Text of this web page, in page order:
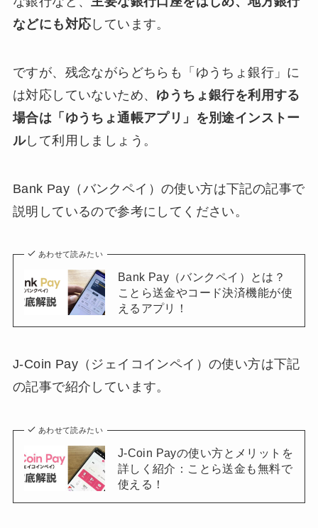
などにも対応しています。
ですが、残念ながらどちらも「ゆうちょ銀行」に
は対応していないため、 ゆうちょ銀行を利用する
場合は「ゆうちょ通帳アプリ」を別途インストー
ルして利用しましょう。
Bank Pay（バンクペイ）の使い方は下記の記事で
説明しているので参考にしてください。
あわせて読みたい
Bank Pay（バンクペイ）とは？
ことら送金やコード決済機能が使
えるアプリ！
J-Coin Pay（ジェイコインペイ）の使い方は下記
の記事で紹介しています。
あわせて読みたい
J-Coin Payの使い方とメリットを
詳しく紹介：ことら送金も無料で
使える！